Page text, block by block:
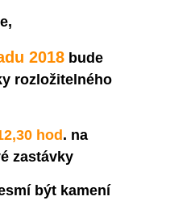
2018 bude
rozložitelného
hod. na
zastávky
být kamení